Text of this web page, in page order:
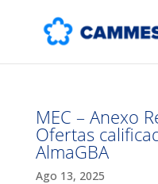
MEC – Anexo
Ofertas
AlmaGBA
Ago 13, 2025